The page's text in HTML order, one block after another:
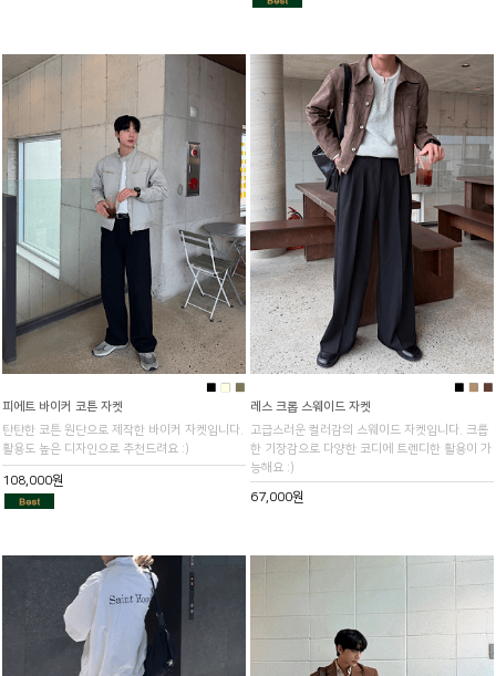
■ ■ ■
피에트 바이커 코튼 자켓
탄탄한 코튼 원단으로 제작한 바이커 자켓입니다.
활용도 높은 디자인으로 추천드려요 :)
108,000원
■ ■ ■
레스 크롭 스웨이드 자켓
고급스러운 컬러감의 스웨이드 자켓입니다. 크롭
한 기장감으로 다양한 코디에 트렌디한 활용이 가
능해요 :)
67,000원